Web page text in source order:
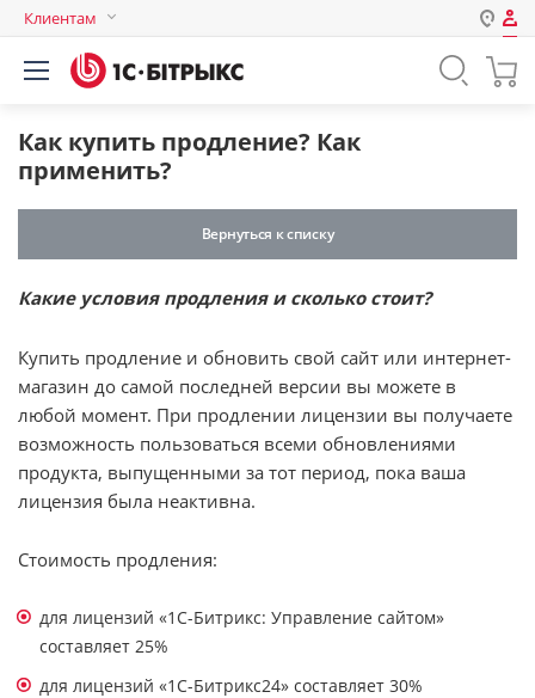
Клиентам
Авторизация
компьютере
Забыли свой пароль?
Как купить продление? Как
применить?
Вернуться к списку
Какие условия продления и сколько стоит?
Купить продление и обновить свой сайт или интернет-
магазин до самой последней версии вы можете в
любой момент. При продлении лицензии вы получаете
возможность пользоваться всеми обновлениями
продукта, выпущенными за тот период, пока ваша
лицензия была неактивна.
Стоимость продления:
для лицензий «1С-Битрикc: Управление сайтом»
составляет 25%
для лицензий «1С-Битрикс24» составляет 30%